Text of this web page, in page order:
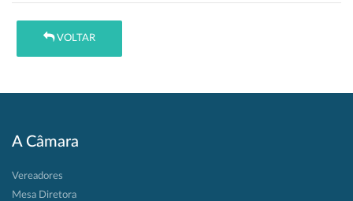
VOLTAR
A Câmara
Vereadores
Mesa Diretora